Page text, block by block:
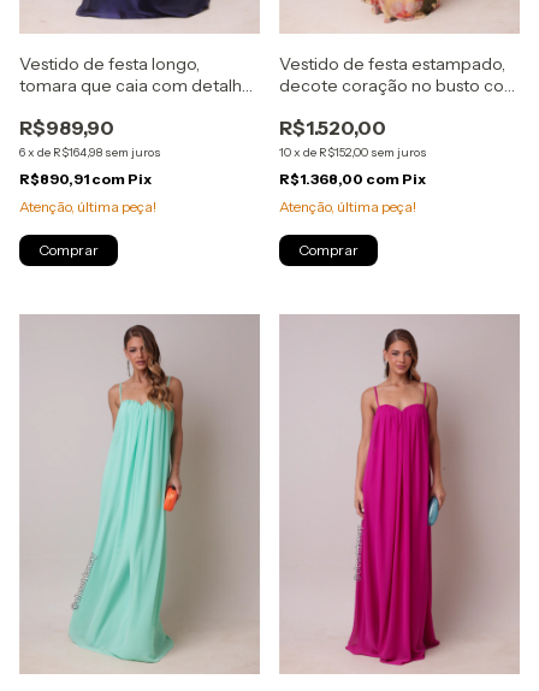
Vestido de festa longo,
tomara que caia com detalhe
- Azul Marinho
R$989,90
6x de R$164,98 sem juros
R$890,91 com Pix
Atenção, última peça!
Comprar
Vestido de festa estampado,
decote coração no busto com
degagê nas costas - Amarelo
R$1.520,00
10x de R$152,00 sem juros
R$1.368,00 com Pix
Atenção, última peça!
Comprar